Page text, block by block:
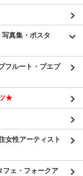
真集・ポスタ
フルート・プエブ
★
女性アーティスト
ェ・フォークア